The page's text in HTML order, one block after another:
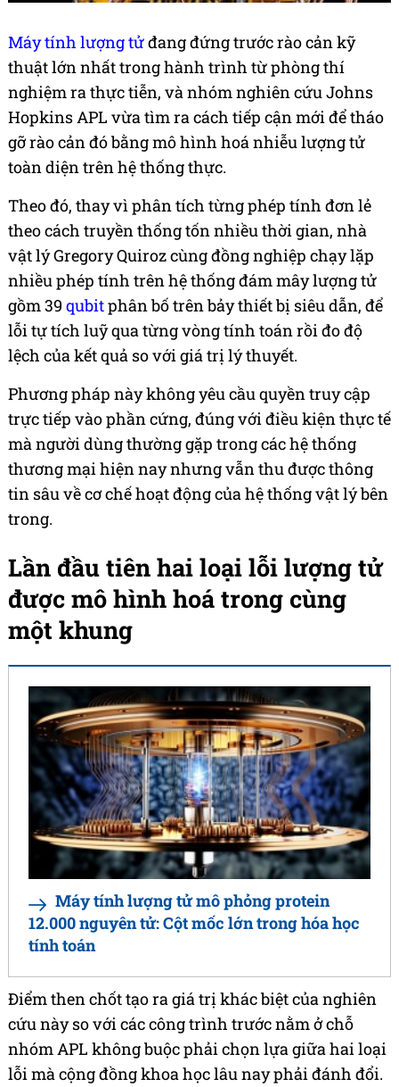
Máy tính lượng tửđang đứng trước rào cản kỹ
thuật lớn nhất trong hành trình từ phòng thí
nghiệm ra thực tiễn, và nhóm nghiên cứu Johns
Hopkins APL vừa tìm ra cách tiếp cận mới để tháo
gỡ rào cản đó bằng mô hình hoá nhiễu lượng tử
toàn diện trên hệ thống thực.
Theo đó, thay vì phân tích từng phép tính đơn lẻ
theo cách truyền thống tốn nhiều thời gian, nhà
vật lý Gregory Quiroz cùng đồng nghiệp chạy lặp
nhiều phép tính trên hệ thống đám mây lượng tử
gồm 39 qubitphân bố trên bảy thiết bị siêu dẫn, để
lỗi tự tích luỹ qua từng vòng tính toán rồi đo độ
lệch của kết quả so với giá trị lý thuyết.
Phương pháp này không yêu cầu quyền truy cập
trực tiếp vào phần cứng, đúng với điều kiện thực tế
mà người dùng thường gặp trong các hệ thống
thương mại hiện nay nhưng vẫn thu được thông
tin sâu về cơ chế hoạt động của hệ thống vật lý bên
trong.
Lần đầu tiên hai loại lỗi lượng tử
được mô hình hoá trong cùng
một khung
Máy tính lượng tử mô phỏng protein
12.000 nguyên tử: Cột mốc lớn trong hóa học
tính toán
Điểm then chốt tạo ra giá trị khác biệt của nghiên
cứu này so với các công trình trước nằm ở chỗ
nhóm APL không buộc phải chọn lựa giữa hai loại
lỗi mà cộng đồng khoa học lâu nay phải đánh đổi.